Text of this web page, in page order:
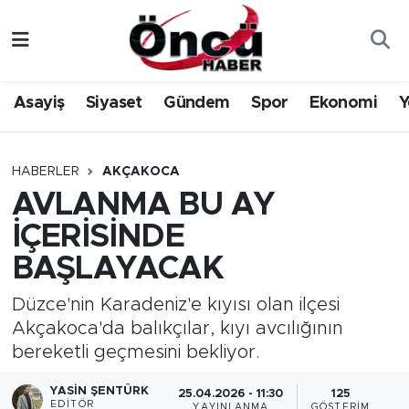
Asayiş Siyaset Gündem Spor Ekonomi
HABERLER AKÇAKOCA
AVLANMA BU AY
İÇERİSİNDE
BAŞLAYACAK
Düzce'nin Karadeniz'e kıyısı olan ilçesi
Akçakoca'da balıkçılar, kıyı avcılığının
bereketli geçmesini bekliyor.
YASIN ŞENTÜRK
EDITÖR
25.04.2026 - 11:30
YAYINLANMA
125
GÖSTERIM
Gündem
Spor
Siyaset
Yerel Haber
Öncü Radyo Dinle
Öncü TV İzle
Düzce Nöbetçi Eczaneler
Düzce Hava Durumu
Düzce Trafik Yoğunluk Haritası
Süper Lig Puan Durumu ve Fikstür
Tüm Manşetler
Son Dakika Haberleri
Haber Arşivi